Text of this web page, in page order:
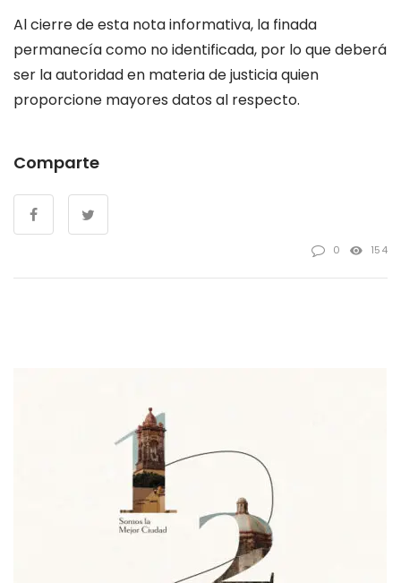
Al cierre de esta nota informativa, la finada
permanecía como no identificada, por lo que deberá
ser la autoridad en materia de justicia quien
proporcione mayores datos al respecto.
Comparte
0 154